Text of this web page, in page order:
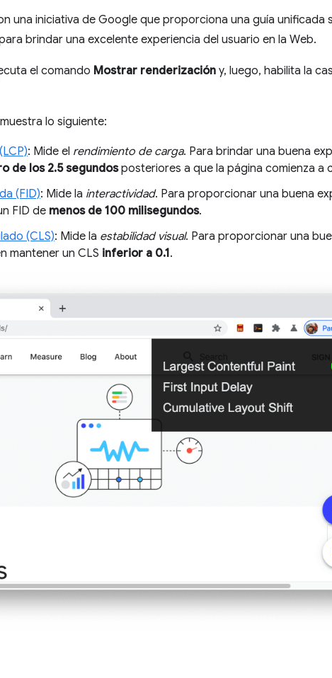
una iniciativa de Google que proporciona una guía unificada
brindar una excelente experiencia del usuario en la Web.
el comando Mostrar renderización y, luego, habilita la
lo siguiente:
: Mide el rendimiento de carga. Para brindar una buena
de los 2.5 segundosposteriores a que la página comienza a
(FID): Mide la interactividad. Para proporcionar una buena
FID de menos de 100 milisegundos.
(CLS): Mide la estabilidad visual. Para proporcionar una
mantener un CLS inferior a 0.1.